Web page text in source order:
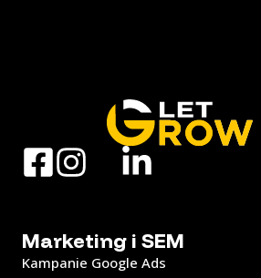
Marketing i SEM
Kampanie Google Ads